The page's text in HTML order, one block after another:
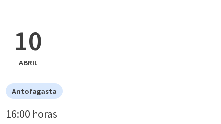
10
ABRIL
Antofagasta
16:00 horas